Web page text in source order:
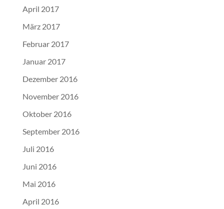
April 2017
März 2017
Februar 2017
Januar 2017
Dezember 2016
November 2016
Oktober 2016
September 2016
Juli 2016
Juni 2016
Mai 2016
April 2016